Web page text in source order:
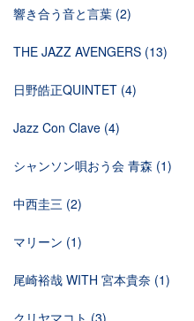
響き合う音と言葉 (2)
THE JAZZ AVENGERS (13)
日野皓正QUINTET (4)
Jazz Con Clave (4)
シャンソン唄おう会 青森 (1)
中西圭三 (2)
マリーン (1)
尾崎裕哉 WITH 宮本貴奈 (1)